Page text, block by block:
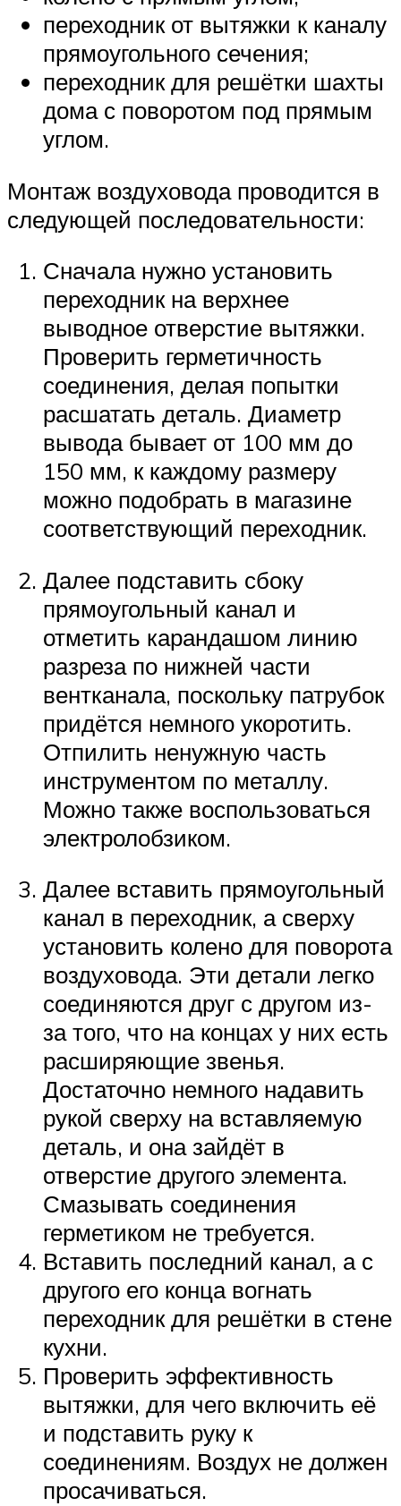
переходник от вытяжки к каналу
прямоугольного сечения;
переходник для решётки шахты
дома с поворотом под прямым
углом.
Монтаж воздуховода проводится в
следующей последовательности:
Сначала нужно установить
переходник на верхнее
выводное отверстие вытяжки.
Проверить герметичность
соединения, делая попытки
расшатать деталь. Диаметр
вывода бывает от 100 мм до
150 мм, к каждому размеру
можно подобрать в магазине
соответствующий переходник.
Далее подставить сбоку
прямоугольный канал и
отметить карандашом линию
разреза по нижней части
вентканала, поскольку патрубок
придётся немного укоротить.
Отпилить ненужную часть
инструментом по металлу.
Можно также воспользоваться
электролобзиком.
Далее вставить прямоугольный
канал в переходник, а сверху
установить колено для поворота
воздуховода. Эти детали легко
соединяются друг с другом из-
за того, что на концах у них есть
расширяющие звенья.
Достаточно немного надавить
рукой сверху на вставляемую
деталь, и она зайдёт в
отверстие другого элемента.
Смазывать соединения
герметиком не требуется.
Вставить последний канал, а с
другого его конца вогнать
переходник для решётки в стене
кухни.
Проверить эффективность
вытяжки, для чего включить её
и подставить руку к
соединениям. Воздух не должен
просачиваться.